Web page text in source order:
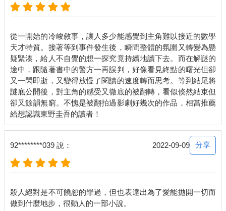
師」，「技師」還沒有適應這裡的生活，希望和藍色帳篷的生活
有一線之隔，但又不知道該如何當一個遊民，所以才繼續逗留在
石神沿著隅田川繼續往前走，在清洲橋前遇到一名老婦人牽著三
隻狗在散步。三隻狗都是迷你臘腸犬，分別戴著紅、藍和粉紅色
的項圈。慢慢靠近時，她似乎也發現了石神，露出了微笑，微微
點頭打招呼，石神也欠身致意。
「早安。」他主動向老婦人打招呼。
「早安，今天早上也很冷。」
「是啊。」他皺起了眉頭。
正當他打算經過老婦人身旁時，聽到她說：「路上小心，注意安
全。」「好。」他用力點了點頭。
石神曾經看到她手上拿著便利商店的袋子，裡面似乎裝了三明
治，想必是她的早餐，所以石神猜想她應該是獨居老人，住處離
這裡不遠，因為以前曾經看過她穿拖鞋。穿拖鞋無法開車。她的
老伴應該已經去世，她一個人和三隻狗住在這附近的公寓，而且
以她無法搬去其他小一點的房子。也許房子的貸款已經繳完，但
仍然必須繳管理費，因此必須省吃儉用。今年冬天，她都沒有去
從一開始的冷峻敘事，讓人多少能感覺到主角難以接近的數學
天才特質。接著等到事件發生後，瞬間整體的氛圍又轉變為懸
疑緊湊，給人不自覺的想一探究竟持續地讀下去。而在解謎的
途中，跟隨著書中的警方一再誤判，好像看見終點的曙光但卻
又一閃即逝，又變得放慢了閱讀的速度轉而思考。等到結尾將
謎底公開後，對主角的感受又徹底的被翻轉，看似倏然結束但
卻又餘韻無窮。不愧是被翻拍過影劇好幾次的作品，相當推薦
92********039 說： 2022-09-09 分享
殺人絕對是不可饒恕的罪過，但也表達出為了愛能拋開一切而
做到什麼地步，很動人的一部小說。